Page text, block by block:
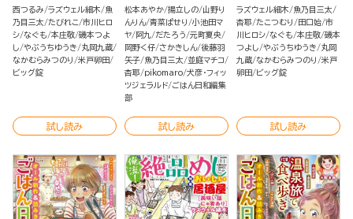
西つるみ ラズウェル細木
魚
乃目三太 たびれこ 市川ヒロ
シ なぐも 本庄敬 磯本つよ
し やぶうちゆうき
丸岡九蔵
なかむらみつのり
米戸卵田
ビッグ錠
試し読み
松本あやか 揚立しの 山野り
んりん 青菜ぱせり
小池田マ
ヤ 阿九 だたろう 元町夏央
岡野く仔 さかきしん 後藤羽
矢子 魚乃目三太
並庭マチコ
杏耶
pikomaro 犬彦・フィッ
ツジェラルド ごはん日和編集
部
試し読み
ラズウェル細木
魚乃目三太
杏耶 たこつむり 田口始 市
川ヒロシ なぐも 本庄敬 磯本
つよし やぶうちゆうき
丸岡
九蔵 なかむらみつのり
米戸
卵田
ビッグ錠
試し読み